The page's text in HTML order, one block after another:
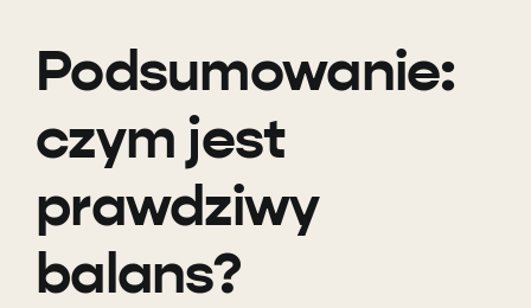
Podsumowanie:
czym jest
prawdziwy
balans?